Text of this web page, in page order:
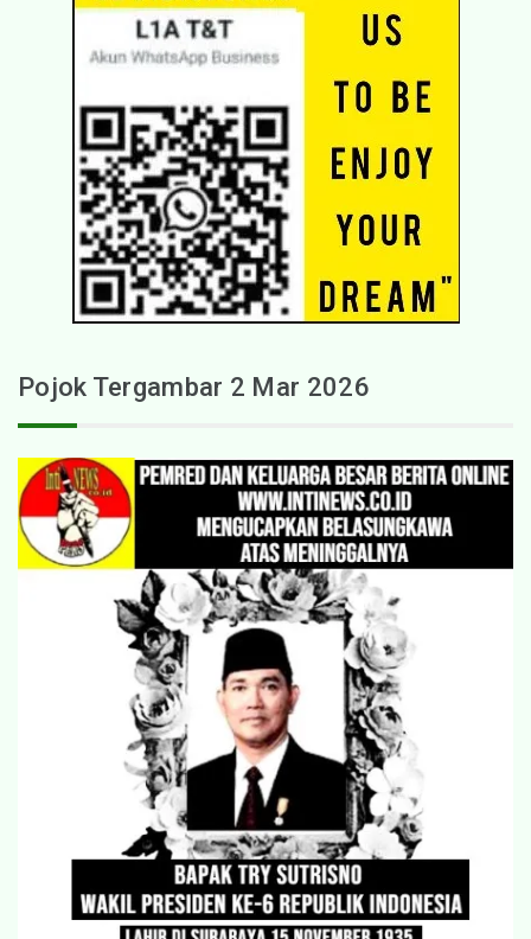
Pojok Tergambar 2 Mar 2026